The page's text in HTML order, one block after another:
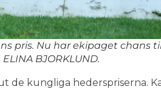
pris. Nu har ekipaget chans
BJORKLUND.
de kungliga hederspriserna.